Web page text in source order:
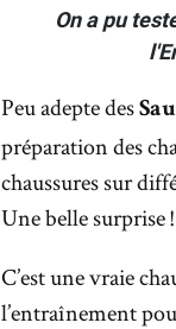
On a pu
Peu adepte des
préparation des
chaussures sur
Une belle surprise !
C’est une vraie
l’entraînement